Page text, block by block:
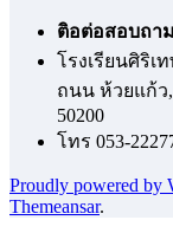
ติอต่อสอบถา
โรงเรียนศิริเ
ถนน ห้วยแก้ว,
50200
โทร 053-
Proudly powered by
Themeansar.